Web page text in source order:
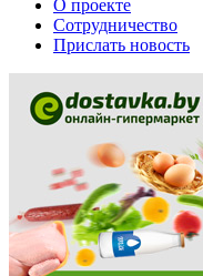
О проекте
Сотрудничество
Прислать новость